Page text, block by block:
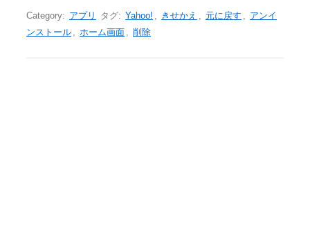
Category: アプリ タグ: Yahoo! , きせかえ , 元に戻す , アンイ
ンストール , ホーム画面 , 削除